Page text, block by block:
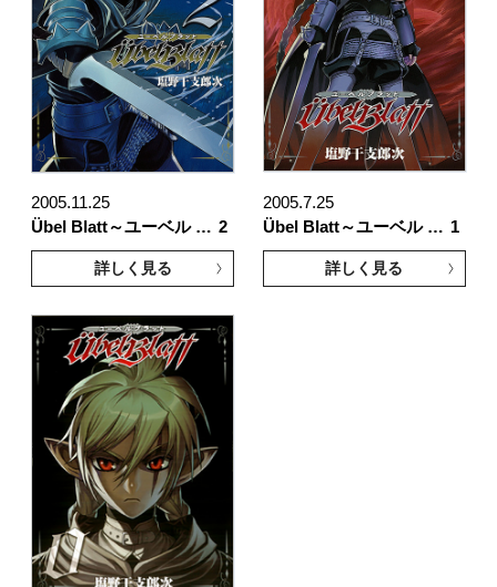
2005.11.25
Übel Blatt～ユーベル … 2
詳しく見る
2005.7.25
Übel Blatt～ユーベル … 1
詳しく見る